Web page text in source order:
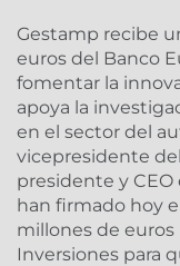
Gestamp recibe
euros del Banco
fomentar la
apoya la
en el sector del
vicepresidente del
presidente y CEO
han firmado hoy
millones de euros
Inversiones para